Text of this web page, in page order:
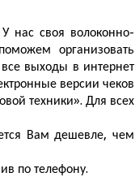
нас своя волоконно-
организовать
выходы в интернет
версии чеков
техники». Для всех
Вам дешевле, чем
по телефону.